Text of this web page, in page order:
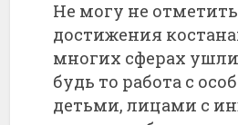
Не могу не
достижения
многих сферах
будь то работа с
детьми, лицами с